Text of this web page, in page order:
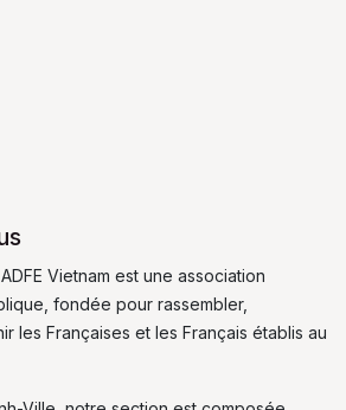
Vietnam est une association
fondée pour rassembler,
les Françaises et les Français établis au